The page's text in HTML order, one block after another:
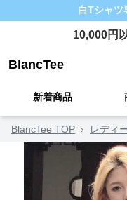
白Tシャツ
10,000円
BlancTee
新着商品
BlancTee TOP › レディ